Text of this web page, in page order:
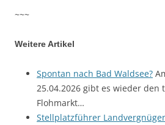
~~~
Weitere Artikel
Spontan nach Bad Waldsee?
25.04.2026 gibt es wieder den
Flohmarkt…
Stellplatzführer